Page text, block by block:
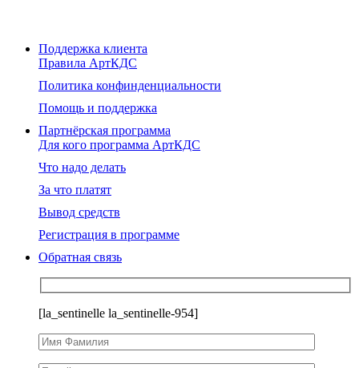
Поддержка клиента
Правила АртКДС
Политика конфинденциальности
Помощь и поддержка
Партнёрская программа
Для кого программа АртКДС
Что надо делать
За что платят
Вывод средств
Регистрация в программе
Обратная связь
[la_sentinelle la_sentinelle-954]